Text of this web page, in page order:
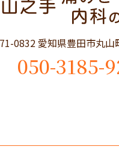
0832 愛知県豊田市丸
050-3185-